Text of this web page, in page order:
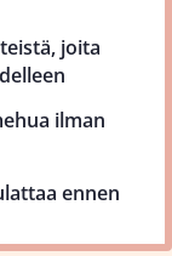
joita
ilman
ennen